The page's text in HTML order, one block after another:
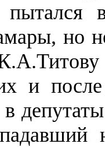
пытался
но
и
в